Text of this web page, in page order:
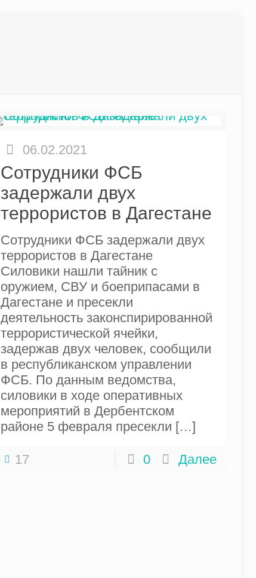
06.02.2021
Сотрудники ФСБ
задержали двух
террористов в Дагестане
Сотрудники ФСБ задержали двух
террористов в Дагестане
Силовики нашли тайник с
оружием, СВУ и боеприпасами в
Дагестане и пресекли
деятельность законспирированной
террористической ячейки,
задержав двух человек, сообщили
в республиканском управлении
ФСБ. По данным ведомства,
силовики в ходе оперативных
мероприятий в Дербентском
районе 5 февраля пресекли […]
17 0 Далее